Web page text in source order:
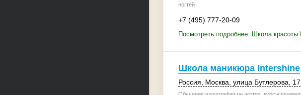
ногтей
+7 (495) 777-20-09
Посмотреть подробнее: Школа красоты
Школа маникюра Intershine
Россия Москва улица Бутлерова, 17